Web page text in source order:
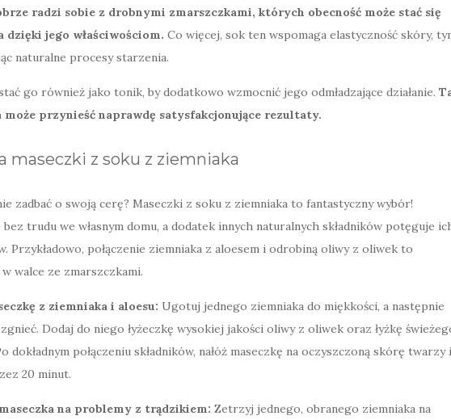
radzi sobie z drobnymi zmarszczkami, których obecność może stać się
dzięki jego właściwościom. Co więcej, sok ten wspomaga elastyczność skóry,
naturalne procesy starzenia.
go również jako tonik, by dodatkowo wzmocnić jego odmładzające działanie.
przynieść naprawdę satysfakcjonujące rezultaty.
maseczki z soku z ziemniaka
zadbać o swoją cerę? Maseczki z soku z ziemniaka to fantastyczny wybór!
trudu we własnym domu, a dodatek innych naturalnych składników potęguje
Przykładowo, połączenie ziemniaka z aloesem i odrobiną oliwy z oliwek to
walce ze zmarszczkami.
z ziemniaka i aloesu: Ugotuj jednego ziemniaka do miękkości, a następnie
Dodaj do niego łyżeczkę wysokiej jakości oliwy z oliwek oraz łyżkę
dokładnym połączeniu składników, nałóż maseczkę na oczyszczoną skórę twarzy i
20 minut.
na problemy z trądzikiem: Zetrzyj jednego, obranego ziemniaka na